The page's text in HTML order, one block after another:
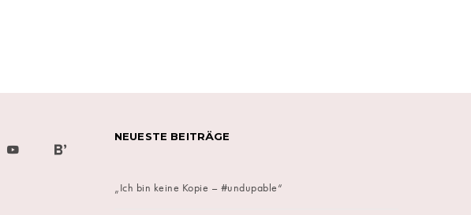
NEUESTE BEITRÄGE
„Ich bin keine Kopie – #undupable“